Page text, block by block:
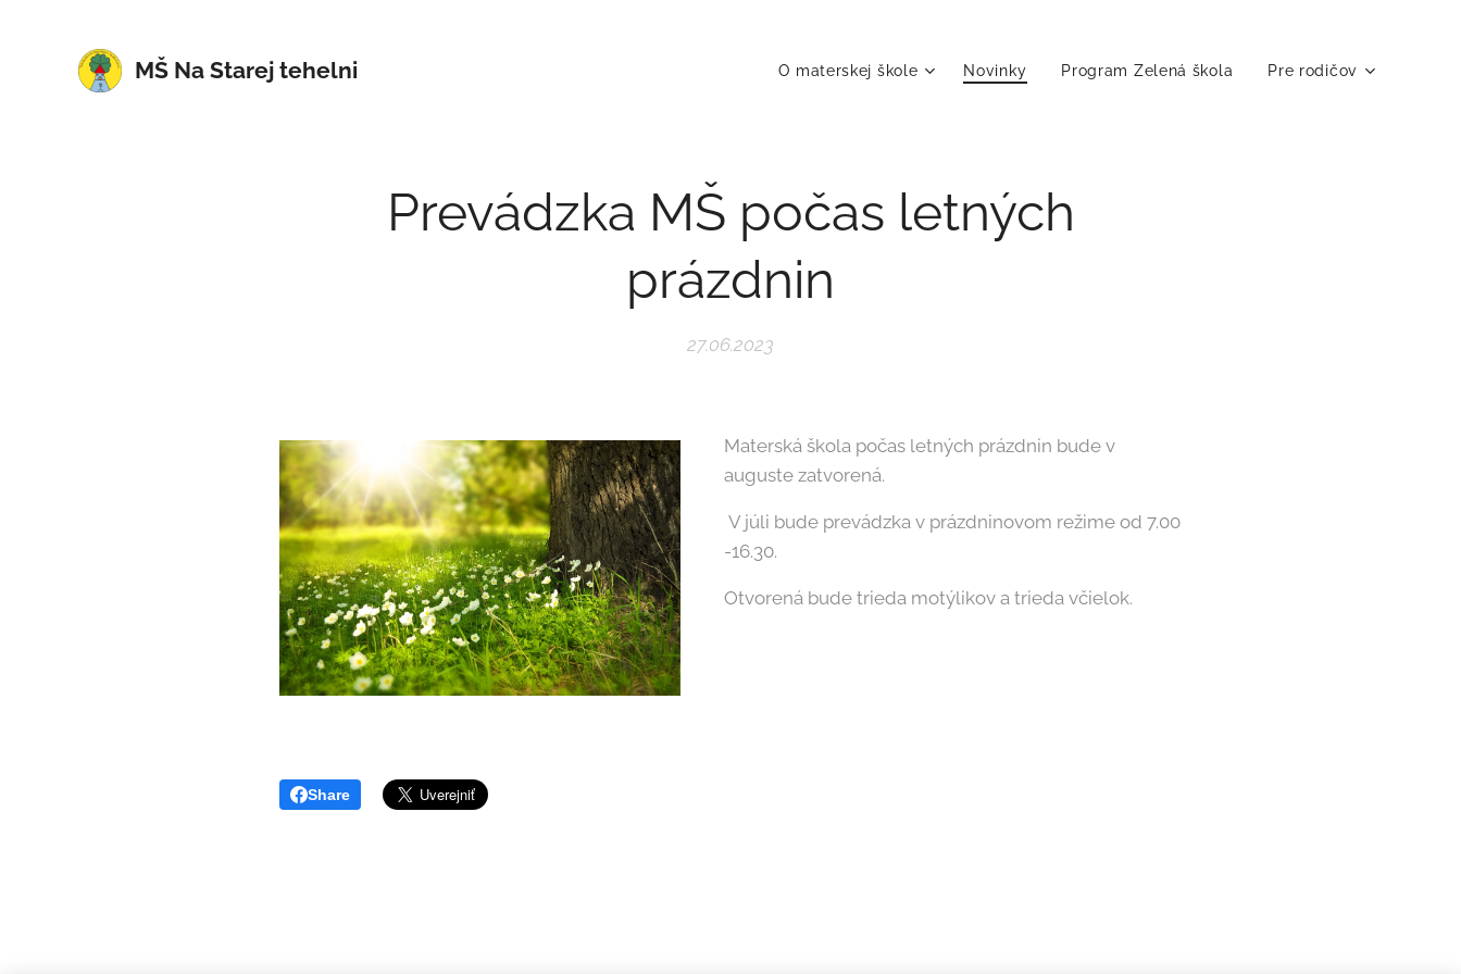
MŠ Na Starej tehelni O materskej škole Novinky Program Zelená škola Pre rodičov
Prevádzka MŠ počas letných
prázdnin
27.06.2023
Materská škola počas letných prázdnin bude v
auguste zatvorená.
V júli bude prevádzka v prázdninovom režime od 7.00
-16.30.
Otvorená bude trieda motýlikov a trieda včielok.
Share